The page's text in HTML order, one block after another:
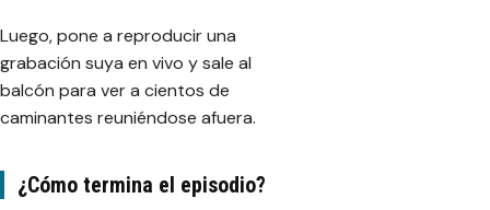
Luego, pone a reproducir una
grabación suya en vivo y sale al
balcón para ver a cientos de
caminantes reuniéndose afuera.
¿Cómo termina el episodio?